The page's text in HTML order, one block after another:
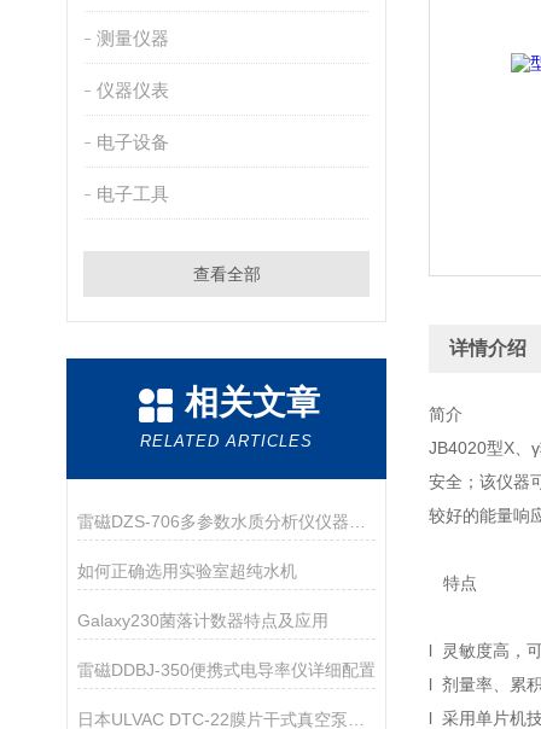
测量仪器
仪器仪表
电子设备
电子工具
查看全部
相关文章
RELATED ARTICLES
如何正确选用实验室超纯水机
Galaxy230菌落计数器特点及应用
雷磁DDBJ-350便携式电导率仪详细配置
详情介绍
简介
JB4020型X、
安全；该仪器
较好的能量响
特点
l 灵敏度高，
l 剂量率、累
l 采用单片机